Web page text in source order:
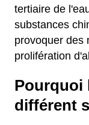
tertiaire de
substances
provoquer des
prolifération
Pourquoi
différent